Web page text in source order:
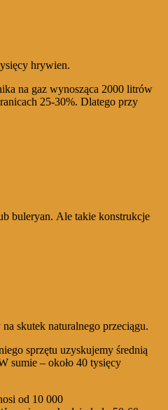
hrywien.
na gaz wynosząca 2000 litrów
25-30%. Dlatego przy
buleryan. Ale takie konstrukcje
skutek naturalnego przeciągu.
sprzętu uzyskujemy średnią
sumie – około 40 tysięcy
od 10 000